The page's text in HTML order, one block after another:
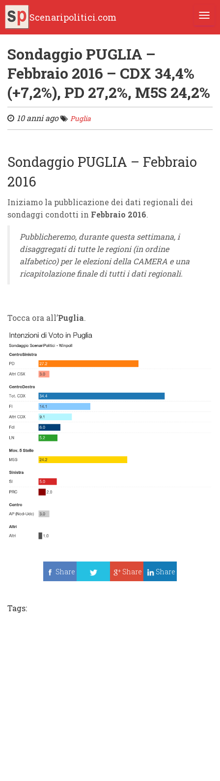
Scenaripolitici.com
Sondaggio PUGLIA –
Febbraio 2016 – CDX 34,4%
(+7,2%), PD 27,2%, M5S 24,2%
10 anni ago Puglia
Sondaggio PUGLIA – Febbraio
2016
Iniziamo la pubblicazione dei dati regionali dei
sondaggi condotti in Febbraio 2016.
Pubblicheremo, durante questa settimana, i
disaggregati di tutte le regioni (in ordine
alfabetico) per le elezioni della CAMERA e una
ricapitolazione finale di tutti i dati regionali.
Tocca ora all’Puglia.
Share
Share Share
Tags: